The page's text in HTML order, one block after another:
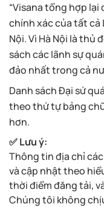
“Visana tổng hợp
chính xác của tất cả
Nội.Vì Hà Nội là thủ
sách các lãnh sự
đảo nhất trong cả
Danh sách Đại sứ
theo thứ tự bảng
hơn.
✅Lưu ý:
Thông tin địa chỉ
và cập nhật theo
thời điểm đăng tải,
Chúng tôi không